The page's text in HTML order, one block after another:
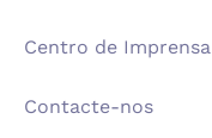
Centro de Imprensa
Contacte-nos